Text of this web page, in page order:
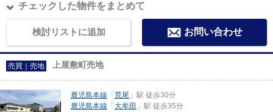
チェックした物件をまとめて
検討リストに追加 お問い合わせ
売買｜売地 上屋敷町売地
鹿児島本線 「 荒尾 」駅 徒歩30分
鹿児島本線 「 大牟田 」駅 徒歩35分